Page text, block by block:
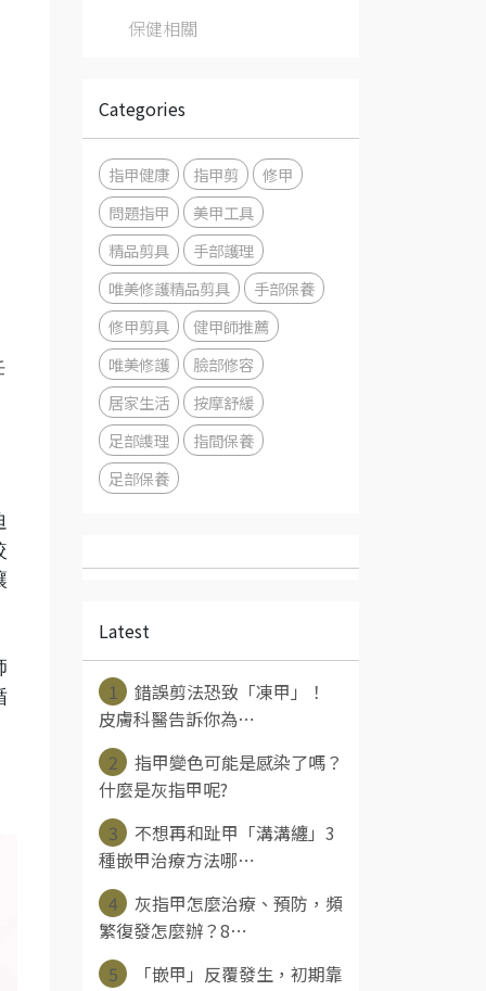
保健相關
Categories
指甲健康 指甲剪
修甲
問題指甲
美甲工具
精品剪具
手部護理
唯美修護精品剪具
手部保養
修甲剪具
健甲師推薦
唯美修護
臉部修容
居家生活
按摩舒緩
足部謢理
指間保養
足部保養
Latest
1
錯誤剪法恐致「凍甲」！
皮膚科醫告訴你為⋯
2
指甲變色可能是感染了嗎？
什麼是灰指甲呢?
3
不想再和趾甲「溝溝纏」3
種嵌甲治療方法哪⋯
4
灰指甲怎麼治療、預防，頻
繁復發怎麼辦？8⋯
5
「嵌甲」反覆發生，初期靠